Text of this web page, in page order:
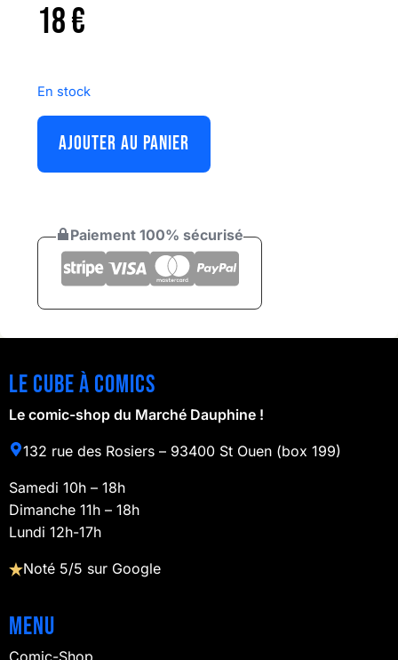
18€
En stock
AJOUTER AU PANIER
Paiement 100% sécurisé
Le cube à comics
Le comic-shop du Marché Dauphine !
132 rue des Rosiers – 93400 St Ouen (box 199)
Samedi 10h – 18h
Dimanche 11h – 18h
Lundi 12h-17h
Noté 5/5 sur Google
Menu
Comic-Shop